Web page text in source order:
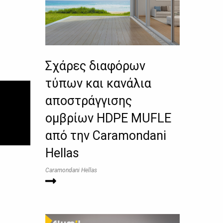
Σχάρες διαφόρων
τύπων και κανάλια
αποστράγγισης
ομβρίων HDPE MUFLE
από την Caramondani
Hellas
Caramondani Hellas